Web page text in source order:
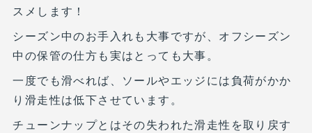
スメします！
シーズン中のお手入れも大事ですが、オフシーズン
中の保管の仕方も実はとっても大事。
一度でも滑べれば、ソールやエッジには負荷がかか
り滑走性は低下させています。
チューンナップとはその失われた滑走性を取り戻す